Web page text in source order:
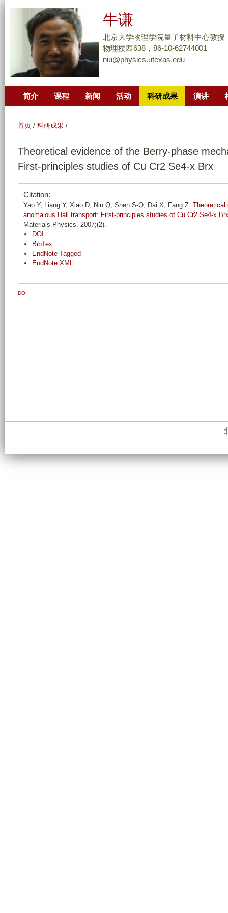
到
主
分
牛谦
北京大学物理学院量子材料中心教授
物理楼西638，86-10-62744001
niu@physics.utexas.edu
简介 课程 新闻 活动 科研成果 演讲
首页 / 科研成果 /
Theoretical evidence of the Berry-phase
First-principles studies of Cu Cr2 Se4-x Brx
Citation:
Yao Y, Liang Y, Xiao D, Niu Q, Shen S-Q, Dai X, Fang Z. Theoretical
anomalous Hall transport: First-principles studies of Cu Cr2 Se4-x
Materials Physics. 2007;(2).
DOI
BibTex
EndNote Tagged
EndNote XML
DOI